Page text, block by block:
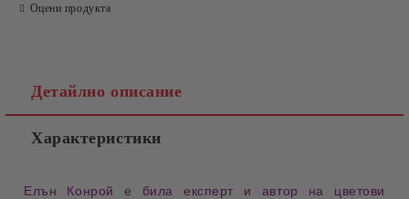
Оцени продукта
Детайлно описание
Характеристики
Елън Конрой е била експерт и автор на цветови